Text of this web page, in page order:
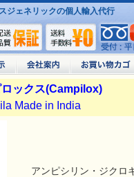
ジェネリックの個人輸入代行
ックス(Campilox)
Made in India
アンピシリン・ジクロ